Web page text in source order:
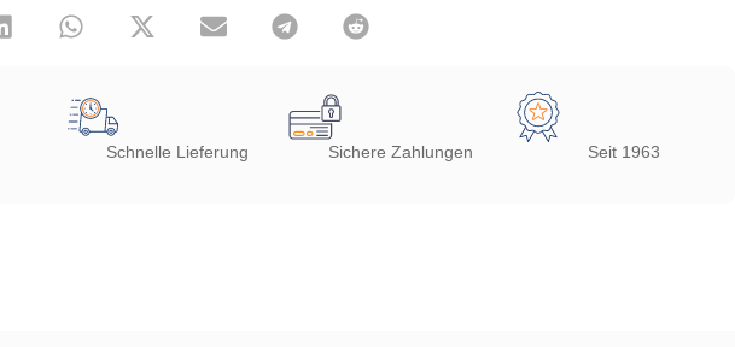
Schnelle Lieferung Sichere Zahlungen Seit 1963